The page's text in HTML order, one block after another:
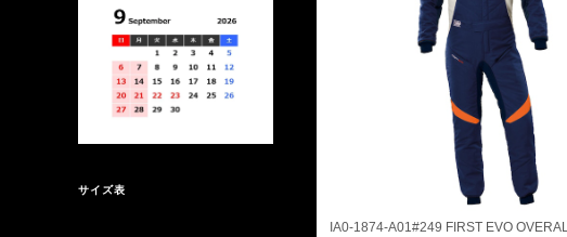
IA0-1874-A01#249 FIRST EVO
サイズ表